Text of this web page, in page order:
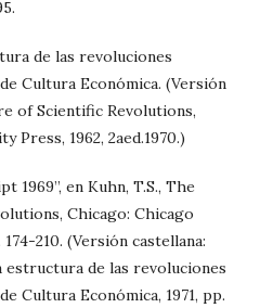
de las revoluciones
Cultura Económica. (Versión
of Scientific Revolutions,
Press, 1962, 2aed.1970.)
1969”, en Kuhn, T.S., The
Chicago: Chicago
210. (Versión castellana:
estructura de las revoluciones
Cultura Económica, 1971, pp.